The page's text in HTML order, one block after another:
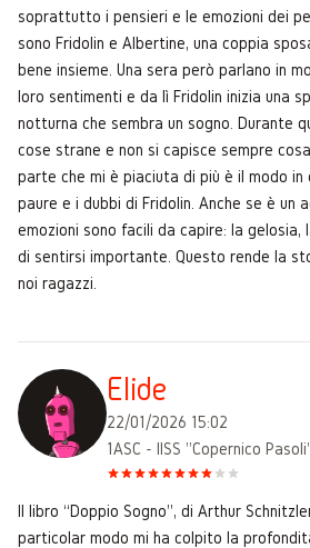
soprattutto i pensieri e le emozioni dei
sono Fridolin e Albertine, una coppia
bene insieme. Una sera però parlano in
loro sentimenti e da lì Fridolin inizia una
notturna che sembra un sogno. Durante
cose strane e non si capisce sempre
parte che mi è piaciuta di più è il modo in
paure e i dubbi di Fridolin. Anche se è un
emozioni sono facili da capire: la gelosia,
di sentirsi importante. Questo rende la
noi ragazzi.
Elide
22/01/2026 15:02
1ASC - IISS "Copernico
Il libro “Doppio Sogno”, di Arthur
particolar modo mi ha colpito la